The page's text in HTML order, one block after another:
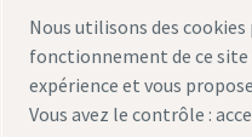
Nous utilisons des
fonctionnement de ce
expérience et vous
Vous avez le contrôle :